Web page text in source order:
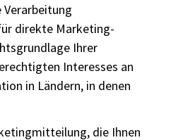
Verarbeitung
direkte Marketing-
Ihrer
Interesses an
in Ländern, in denen
die Ihnen